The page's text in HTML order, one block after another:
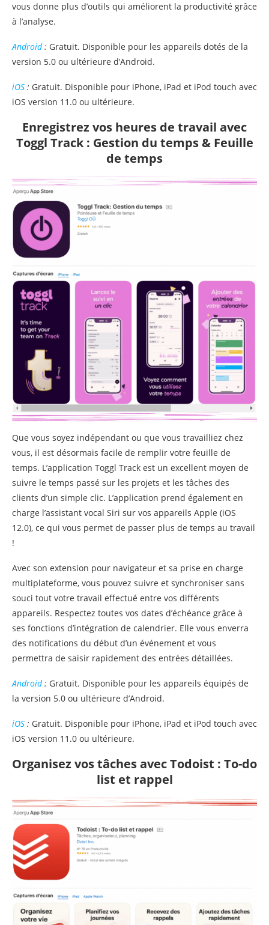
vous donne plus d’outils qui améliorent la productivité grâce
à l’analyse.
Android: Gratuit. Disponible pour les appareils dotés de la
version 5.0 ou ultérieure d’Android.
iOS : Gratuit. Disponible pour iPhone, iPad et iPod touch avec
iOS version 11.0 ou ultérieure.
Enregistrez vos heures de travail avec
Toggl Track : Gestion du temps & Feuille
de temps
Que vous soyez indépendant ou que vous travailliez chez
vous, il est désormais facile de remplir votre feuille de
temps. L’application Toggl Track est un excellent moyen de
suivre le temps passé sur les projets et les tâches des
clients d’un simple clic. L’application prend également en
charge l’assistant vocal Siri sur vos appareils Apple (iOS
12.0), ce qui vous permet de passer plus de temps au travail
!
Avec son extension pour navigateur et sa prise en charge
multiplateforme, vous pouvez suivre et synchroniser sans
souci tout votre travail effectué entre vos différents
appareils. Respectez toutes vos dates d’échéance grâce à
ses fonctions d’intégration de calendrier. Elle vous enverra
des notifications du début d’un événement et vous
permettra de saisir rapidement des entrées détaillées.
Android: Gratuit. Disponible pour les appareils équipés de
la version 5.0 ou ultérieure d’Android.
iOS : Gratuit. Disponible pour iPhone, iPad et iPod touch avec
iOS version 11.0 ou ultérieure.
Organisez vos tâches avec Todoist : To-do
list et rappel